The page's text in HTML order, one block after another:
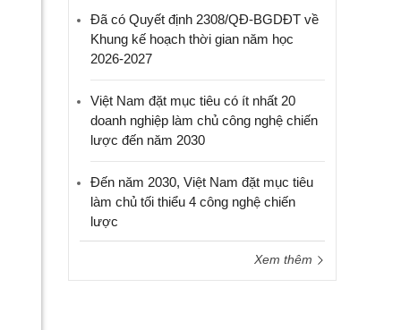
Đã có Quyết định 2308/QĐ-BGDĐT về
Khung kế hoạch thời gian năm học
2026-2027
Việt Nam đặt mục tiêu có ít nhất 20
doanh nghiệp làm chủ công nghệ chiến
lược đến năm 2030
Đến năm 2030, Việt Nam đặt mục tiêu
làm chủ tối thiểu 4 công nghệ chiến
lược
Xem thêm